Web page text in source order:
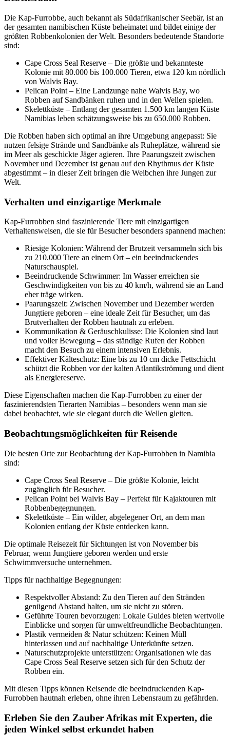
Die Kap-Furrobbe, auch bekannt als Südafrikanischer Seebär, ist an
der gesamten namibischen Küste beheimatet und bildet einige der
größten Robbenkolonien der Welt. Besonders bedeutende Standorte
sind:
Cape Cross Seal Reserve – Die größte und bekannteste
Kolonie mit 80.000 bis 100.000 Tieren, etwa 120 km nördlich
von Walvis Bay.
Pelican Point – Eine Landzunge nahe Walvis Bay, wo
Robben auf Sandbänken ruhen und in den Wellen spielen.
Skelettküste – Entlang der gesamten 1.500 km langen Küste
Namibias leben schätzungsweise bis zu 650.000 Robben.
Die Robben haben sich optimal an ihre Umgebung angepasst: Sie
nutzen felsige Strände und Sandbänke als Ruheplätze, während sie
im Meer als geschickte Jäger agieren. Ihre Paarungszeit zwischen
November und Dezember ist genau auf den Rhythmus der Küste
abgestimmt – in dieser Zeit bringen die Weibchen ihre Jungen zur
Welt.
Verhalten und einzigartige Merkmale
Kap-Furrobben sind faszinierende Tiere mit einzigartigen
Verhaltensweisen, die sie für Besucher besonders spannend machen:
Riesige Kolonien: Während der Brutzeit versammeln sich bis
zu 210.000 Tiere an einem Ort – ein beeindruckendes
Naturschauspiel.
Beeindruckende Schwimmer: Im Wasser erreichen sie
Geschwindigkeiten von bis zu 40 km/h, während sie an Land
eher träge wirken.
Paarungszeit: Zwischen November und Dezember werden
Jungtiere geboren – eine ideale Zeit für Besucher, um das
Brutverhalten der Robben hautnah zu erleben.
Kommunikation & Geräuschkulisse: Die Kolonien sind laut
und voller Bewegung – das ständige Rufen der Robben
macht den Besuch zu einem intensiven Erlebnis.
Effektiver Kälteschutz: Eine bis zu 10 cm dicke Fettschicht
schützt die Robben vor der kalten Atlantikströmung und dient
als Energiereserve.
Diese Eigenschaften machen die Kap-Furrobben zu einer der
faszinierendsten Tierarten Namibias – besonders wenn man sie
dabei beobachtet, wie sie elegant durch die Wellen gleiten.
Beobachtungsmöglichkeiten für Reisende
Die besten Orte zur Beobachtung der Kap-Furrobben in Namibia
sind:
Cape Cross Seal Reserve – Die größte Kolonie, leicht
zugänglich für Besucher.
Pelican Point bei Walvis Bay – Perfekt für Kajaktouren mit
Robbenbegegnungen.
Skelettküste – Ein wilder, abgelegener Ort, an dem man
Kolonien entlang der Küste entdecken kann.
Die optimale Reisezeit für Sichtungen ist von November bis
Februar, wenn Jungtiere geboren werden und erste
Schwimmversuche unternehmen.
Tipps für nachhaltige Begegnungen:
Respektvoller Abstand: Zu den Tieren auf den Stränden
genügend Abstand halten, um sie nicht zu stören.
Geführte Touren bevorzugen: Lokale Guides bieten wertvolle
Einblicke und sorgen für umweltfreundliche Beobachtungen.
Plastik vermeiden & Natur schützen: Keinen Müll
hinterlassen und auf nachhaltige Unterkünfte setzen.
Naturschutzprojekte unterstützen: Organisationen wie das
Cape Cross Seal Reserve setzen sich für den Schutz der
Robben ein.
Mit diesen Tipps können Reisende die beeindruckenden Kap-
Furrobben hautnah erleben, ohne ihren Lebensraum zu gefährden.
Erleben Sie den Zauber Afrikas mit Experten, die
jeden Winkel selbst erkundet haben